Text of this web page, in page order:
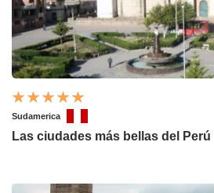
Sudamerica
Las ciudades más bellas del Perú